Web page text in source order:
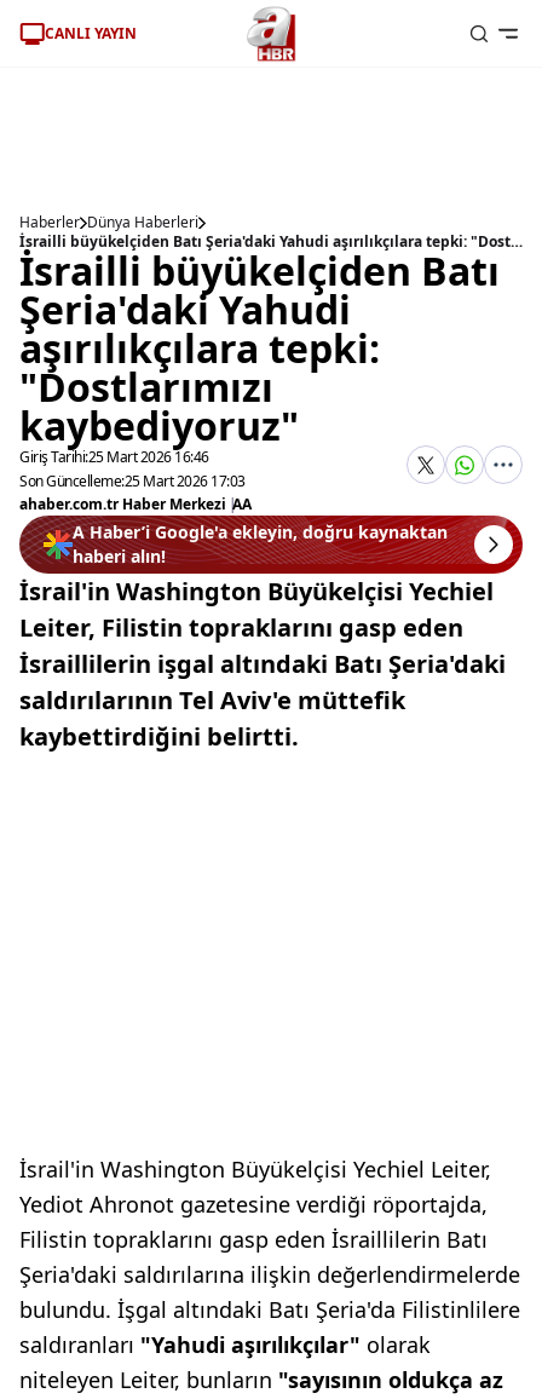
CANLI YAYIN
Haberler Dünya Haberleri
İsrailli büyükelçiden Batı Şeria'daki Yahudi aşırılıkçılara tepki: "Dostlarımızı kaybediyoruz"
İsrailli büyükelçiden Batı
Şeria'daki Yahudi
aşırılıkçılara tepki:
"Dostlarımızı
kaybediyoruz"
Giriş Tarihi:25 Mart 2026 16:46
Son Güncelleme:25 Mart 2026 17:03
ahaber.com.tr Haber Merkezi |AA
A Haber’i Google'a ekleyin, doğru kaynaktan
haberi alın!
İsrail'in Washington Büyükelçisi Yechiel
Leiter, Filistin topraklarını gasp eden
İsraillilerin işgal altındaki Batı Şeria'daki
saldırılarının Tel Aviv'e müttefik
kaybettirdiğini belirtti.
İsrail'in Washington Büyükelçisi Yechiel Leiter,
Yediot Ahronot gazetesine verdiği röportajda,
Filistin topraklarını gasp eden İsraillilerin Batı
Şeria'daki saldırılarına ilişkin değerlendirmelerde
bulundu. İşgal altındaki Batı Şeria'da Filistinlilere
saldıranları "Yahudi aşırılıkçılar" olarak
niteleyen Leiter, bunların "sayısının oldukça az